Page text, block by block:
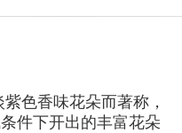
色香味花朵而著称，
件下开出的丰富花朵